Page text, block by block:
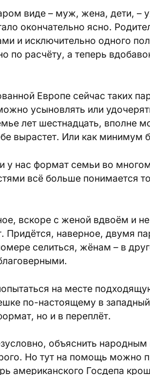
виде – муж, жена, дети, –
окончательно ясно.
и исключительно одного
по расчёту, а теперь
Европе сейчас таких
усыновлять или
лет шестнадцать, вполне
вырастет. Или как минимум
у нас формат семьи во
всё больше понимается
вскоре с женой вдвоём и
Придётся, наверное, двумя
селиться, жёнам – в
на месте
по-настоящему в
но и в переплёт.
объяснить
Но тут на помощь можно
американского Госдепа